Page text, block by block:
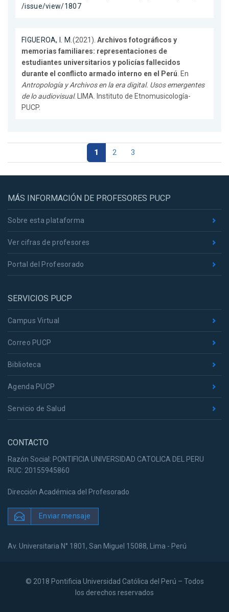
/issue/view/1807
FIGUEROA, I. M.(2021). Archivos fotográficos y
memorias familiares: representaciones de
estudiantes universitarios y policías fallecidos
durante el conflicto armado interno en el Perú. En
Antropología y Archivos en la era digital. Usos emergentes
de lo audiovisual. LIMA. Instituto de Etnomusicología-
PUCP.
1 2 3
MÁS INFORMACIÓN DE PROFESORES PUCP
Sobre esta plataforma
Ver cifras de profesores
Portal del Profesorado
SERVICIOS PUCP
Campus Virtual
Correo PUCP
Biblioteca
Agenda PUCP
Servicio de Salud
CONTACTO
Razón Social: PONTIFICIA UNIVERSIDAD CATOLICA DEL PERU
RUC: 20155945860
Dirección Académica del Profesorado
Enviar mensaje
Av. Universitaria N° 1801, San Miguel 15088, Lima - Perú
© 2018 Pontificia Universidad Católica del Perú – Todos
los derechos reservados